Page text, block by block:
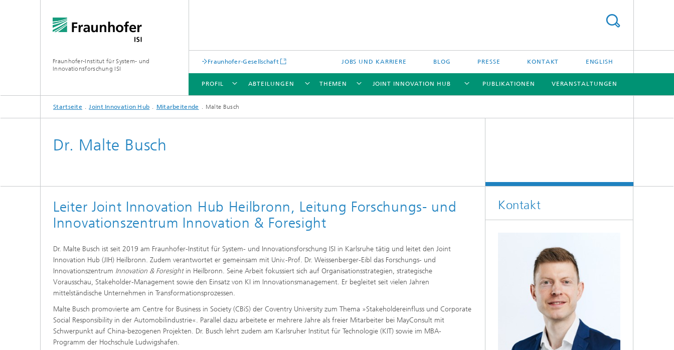
Fraunhofer-Institut für System- und
Innovationsforschung ISI
Fraunhofer-Gesellschaft JOBS UND KARRIERE BLOG PRESSE KONTAKT ENGLISH
PROFIL
PROFIL
ABTEILUNGEN
ABTEILUNGEN
THEMEN
THEMEN
JOINT INNOVATION HUB
JOINT INNOVATION HUB
PUBLIKATIONEN VERANSTALTUNGEN
Startseite Joint Innovation Hub Mitarbeitende Malte Busch
Dr. Malte Busch
Leiter Joint Innovation Hub Heilbronn, Leitung Forschungs- und
Innovationszentrum Innovation & Foresight
Dr. Malte Busch ist seit 2019 am Fraunhofer-Institut für System- und Innovationsforschung ISI in Karlsruhe tätig und leitet den Joint
Innovation Hub (JIH) Heilbronn. Zudem verantwortet er gemeinsam mit Univ.-Prof. Dr. Weissenberger-Eibl das Forschungs- und
Innovationszentrum Innovation & Foresightin Heilbronn. Seine Arbeit fokussiert sich auf Organisationsstrategien, strategische
Vorausschau, Stakeholder-Management sowie den Einsatz von KI im Innovationsmanagement. Er begleitet seit vielen Jahren
mittelständische Unternehmen in Transformationsprozessen.
Malte Busch promovierte am Centre for Business in Society (CBiS) der Coventry University zum Thema »Stakeholdereinfluss und Corporate
Social Responsibility in der Automobilindustrie«. Parallel dazu arbeitete er mehrere Jahre als freier Mitarbeiter bei MayConsult mit
Schwerpunkt auf China-bezogenen Projekten. Dr. Busch lehrt zudem am Karlsruher Institut für Technologie (KIT) sowie im MBA-
Programm der Hochschule Ludwigshafen.
Kontakt